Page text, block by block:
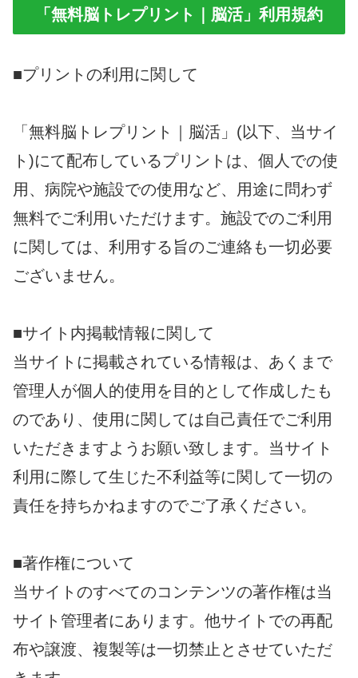
「無料脳トレプリント｜脳活」利用規約
■プリントの利用に関して
「無料脳トレプリント｜脳活」(以下、当サイ
ト)にて配布しているプリントは、個人での使
用、病院や施設での使用など、用途に問わず
無料でご利用いただけます。施設でのご利用
に関しては、利用する旨のご連絡も一切必要
ございません。
■サイト内掲載情報に関して
当サイトに掲載されている情報は、あくまで
管理人が個人的使用を目的として作成したも
のであり、使用に関しては自己責任でご利用
いただきますようお願い致します。当サイト
利用に際して生じた不利益等に関して一切の
責任を持ちかねますのでご了承ください。
■著作権について
当サイトのすべてのコンテンツの著作権は当
サイト管理者にあります。他サイトでの再配
布や譲渡、複製等は一切禁止とさせていただ